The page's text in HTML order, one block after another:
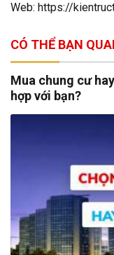
Web: https://
CÓ THỂ BẠN
Mua chung cư
hợp với bạn?